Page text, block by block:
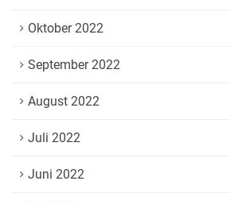
Oktober 2022
September 2022
August 2022
Juli 2022
Juni 2022